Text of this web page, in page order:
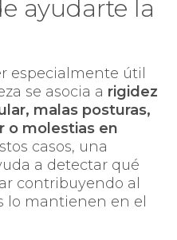
ayudarte la
especialmente útil
se asocia a rigidez
malas posturas,
o molestias en
casos, una
a detectar qué
contribuyendo al
lo mantienen en el